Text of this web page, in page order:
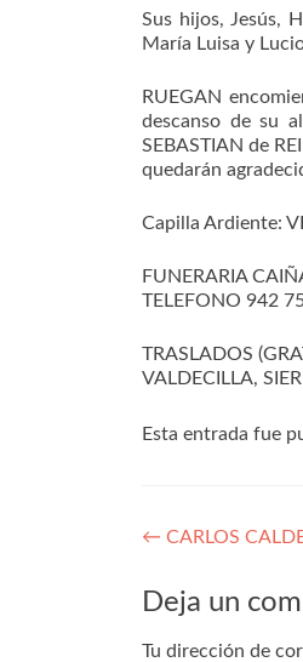
Sus hijos, Jesús,
María Luisa y
RUEGAN
descanso de su
SEBASTIAN de
quedarán
Capilla Ardiente:
FUNERARIA
TELEFONO 942
TRASLADOS
VALDECILLA,
Esta entrada fue
de
entradas
← CARLOS
Deja un
Tu dirección de